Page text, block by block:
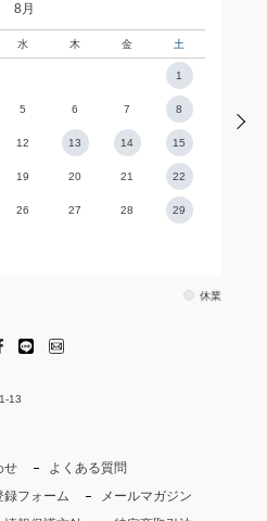
8月
水 木 金 土
1
5 6 7 8
12 13 14 15
19 20 21 22
26 27 28 29
休業
13
せ
よくある質問
録フォーム
メールマガジン